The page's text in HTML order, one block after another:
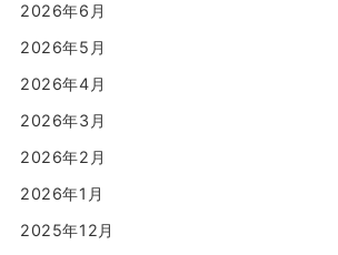
2026年6月
2026年5月
2026年4月
2026年3月
2026年2月
2026年1月
2025年12月